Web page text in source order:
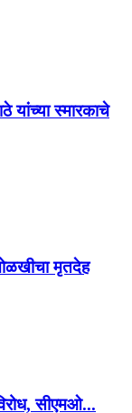
यांच्या स्मारकाचे
मृतदेह
सीएमओ...